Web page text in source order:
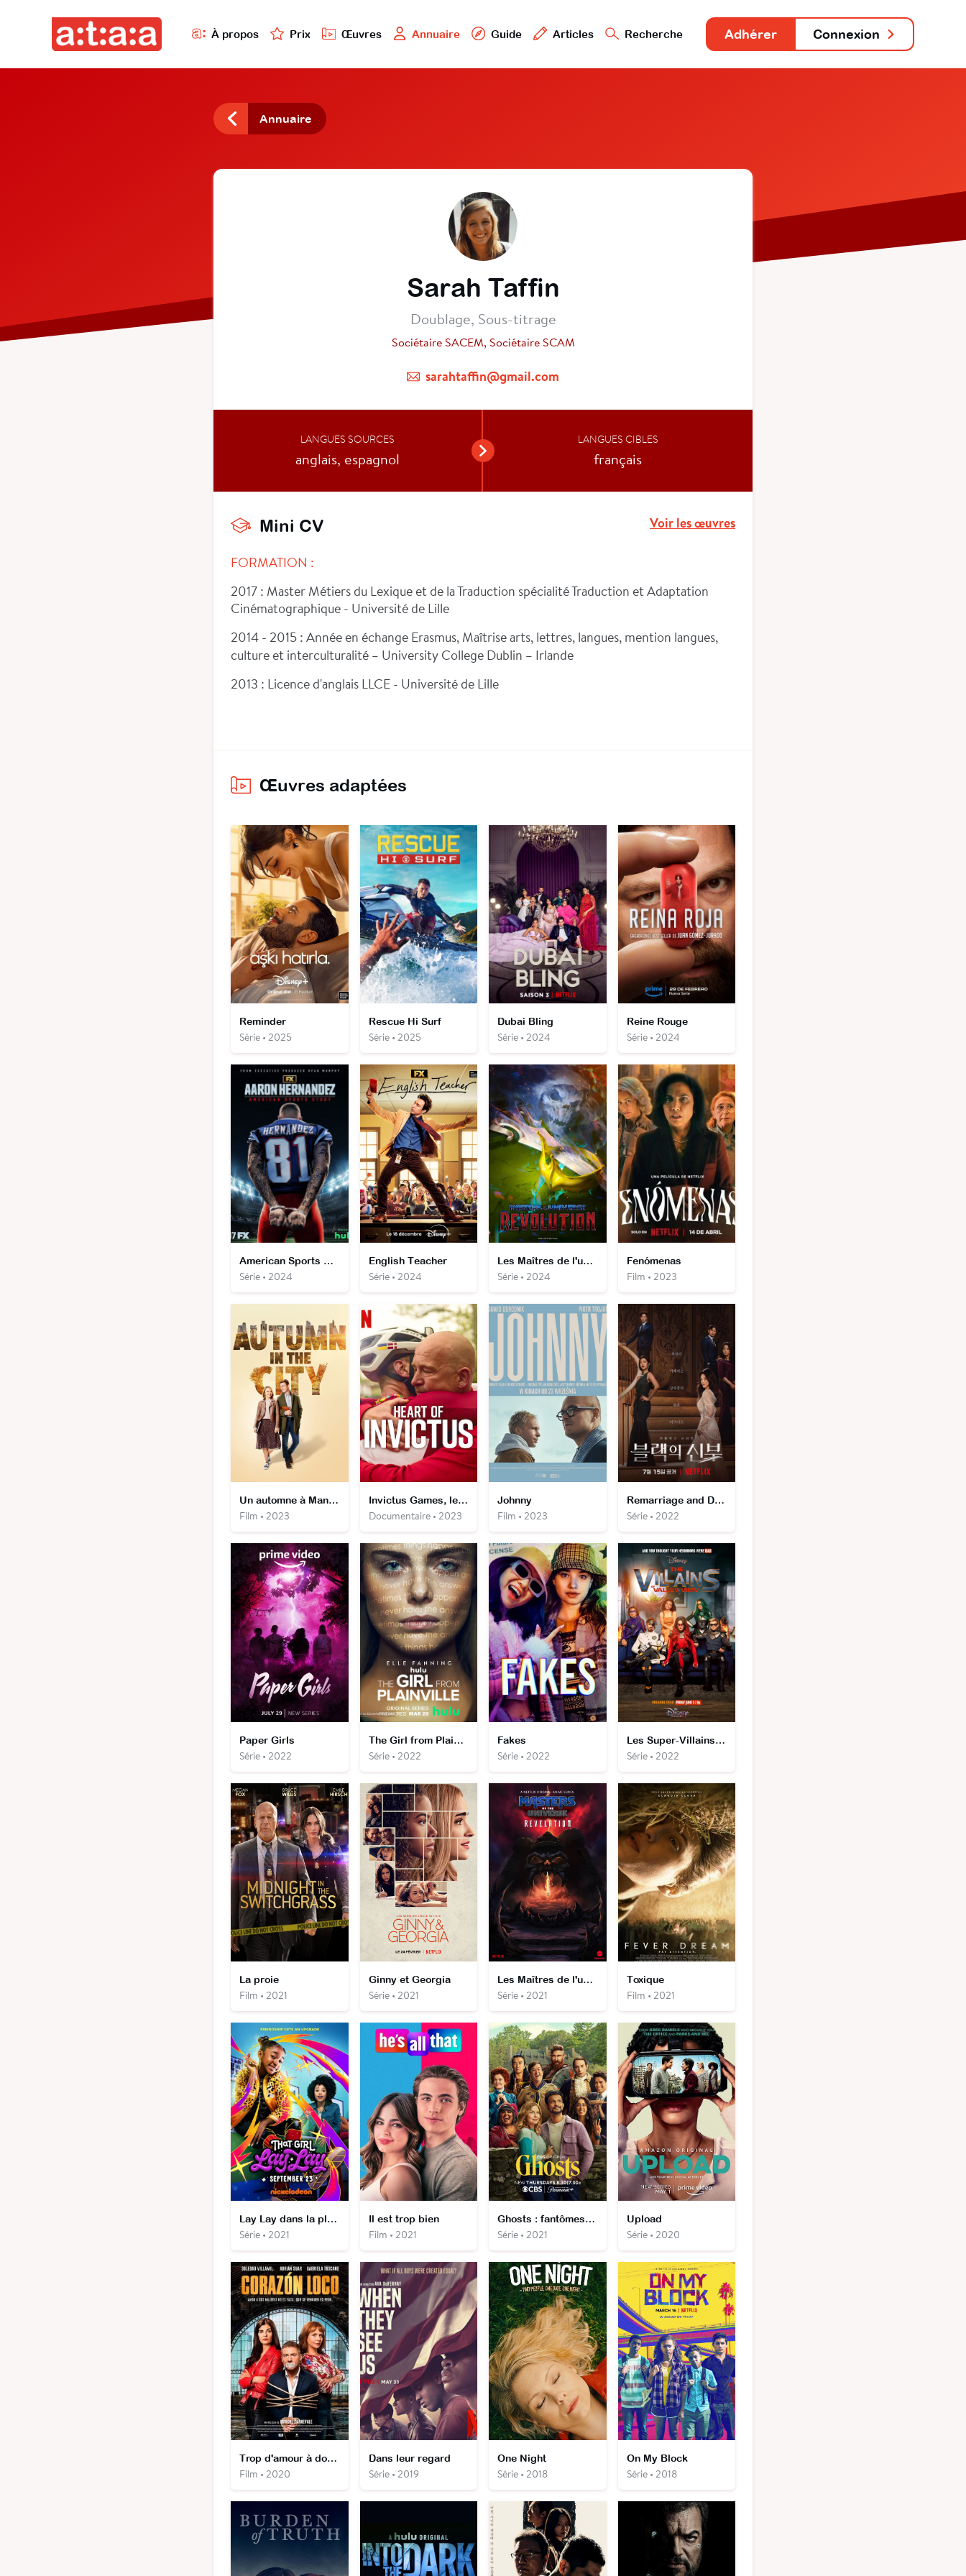
À propos Prix Œuvres Annuaire Guide Articles Recherche Adhérer Connexion
Annuaire
Sarah Taffin
Doublage, Sous-titrage
Sociétaire SACEM, Sociétaire SCAM
sarahtaffin@gmail.com
LANGUES SOURCES
anglais, espagnol
LANGUES CIBLES
français
Mini CV Voir les œuvres
FORMATION :
2017 : Master Métiers du Lexique et de la Traduction spécialité Traduction et Adaptation
Cinématographique - Université de Lille
2014 - 2015 : Année en échange Erasmus, Maîtrise arts, lettres, langues, mention langues,
culture et interculturalité – University College Dublin – Irlande
2013 : Licence d'anglais LLCE - Université de Lille
Œuvres adaptées
Reminder
Série • 2025
Rescue Hi Surf
Série • 2025
Dubai Bling
Série • 2024
Reine Rouge
Série • 2024
American Sports Story
Série • 2024
English Teacher
Série • 2024
Les Maîtres de l'univers : Révolution
Série • 2024
Fenómenas
Film • 2023
Un automne à Manhattan
Film • 2023
Invictus Games, les médailles de la résilience
Documentaire • 2023
Johnny
Film • 2023
Remarriage and Desires
Série • 2022
Paper Girls
Série • 2022
The Girl from Plainville
Série • 2022
Fakes
Série • 2022
Les Super-Villains de Valley View
Série • 2022
La proie
Film • 2021
Ginny et Georgia
Série • 2021
Les Maîtres de l'univers : Révélation
Série • 2021
Toxique
Film • 2021
Lay Lay dans la place
Série • 2021
Il est trop bien
Film • 2021
Ghosts : fantômes à la maison
Série • 2021
Upload
Série • 2020
Trop d'amour à donner
Film • 2020
Dans leur regard
Série • 2019
One Night
Série • 2018
On My Block
Série • 2018